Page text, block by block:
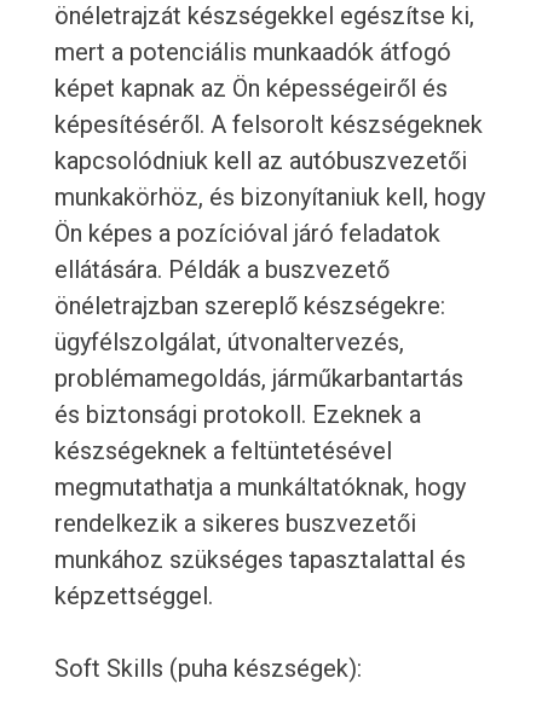
önéletrajzát készségekkel egészítse ki,
mert a potenciális munkaadók átfogó
képet kapnak az Ön képességeiről és
képesítéséről. A felsorolt készségeknek
kapcsolódniuk kell az autóbuszvezetői
munkakörhöz, és bizonyítaniuk kell, hogy
Ön képes a pozícióval járó feladatok
ellátására. Példák a buszvezető
önéletrajzban szereplő készségekre:
ügyfélszolgálat, útvonaltervezés,
problémamegoldás, járműkarbantartás
és biztonsági protokoll. Ezeknek a
készségeknek a feltüntetésével
megmutathatja a munkáltatóknak, hogy
rendelkezik a sikeres buszvezetői
munkához szükséges tapasztalattal és
képzettséggel.
Soft Skills (puha készségek):